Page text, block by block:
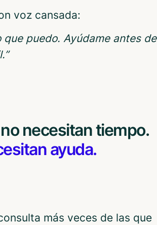
voz cansada:
que puedo. Ayúdame antes de
necesitan tiempo.
ayuda.
más veces de las que